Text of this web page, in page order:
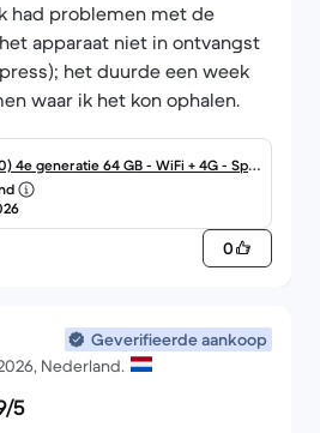
had problemen met de
apparaat niet in ontvangst
het duurde een week
waar ik het kon ophalen.
4e generatie 64 GB - WiFi + 4G - Spa
0
Geverifieerde aankoop
Nederland.
5